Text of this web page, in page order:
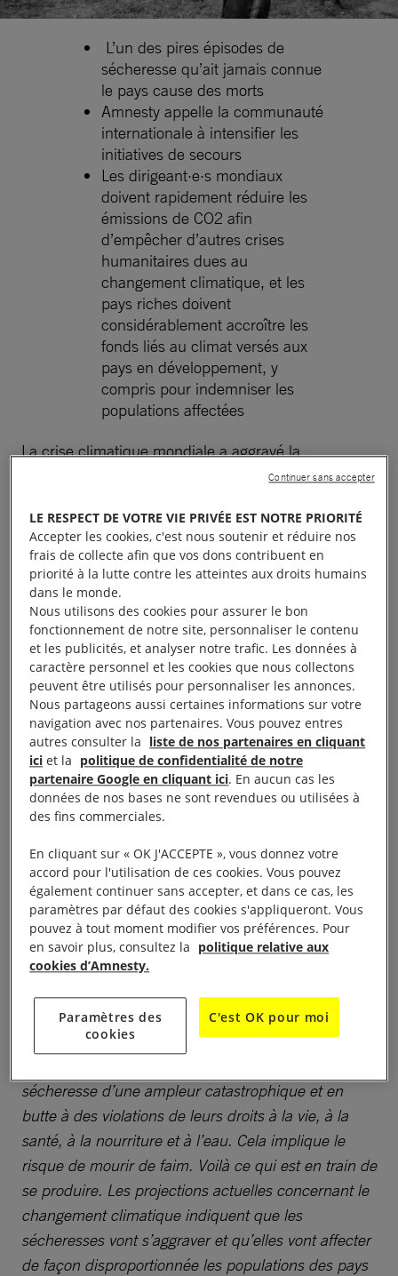
L’un des pires épisodes de
sécheresse qu’ait jamais connue
le pays cause des morts
Amnesty appelle la communauté
internationale à intensifier les
initiatives de secours
Les dirigeant·e·s mondiaux
doivent rapidement réduire les
émissions de CO2 afin
d’empêcher d’autres crises
humanitaires dues au
changement climatique, et les
pays riches doivent
considérablement accroître les
fonds liés au climat versés aux
pays en développement, y
compris pour indemniser les
populations affectées
La crise climatique mondiale a aggravé la
sécheresse dévastatrice qui touche le sud de
personnes au bord de la famine, souligne Amnesty
International dans son nouveau rapport rendu
public le 27 octobre. Madagascar subit l’un des
pires épisodes de sécheresse de son histoire, ce qui
montre que le changement climatique cause déjà
de terribles souffrances et aussi des morts.
Dans son rapport intituléIl sera trop tard pour nous
aider quand nous serons morts,Amnesty expose les
conséquences de la sécheresse sur l’exercice des
droits humains pour les Malgaches qui vivent dans
la région du Grand Sud, où 91 % de la population
vit en dessous du seuil de pauvreté. L’organisation
demande à la communauté internationale de
prendre immédiatement les mesures nécessaires
pour faire face à la crise climatique et protéger les
populations des pays comme Madagascar qui sont
fortement menacés par les effets du changement
climatique.
Madagascar se trouve en première ligne de la
crise climatique. Cela se traduit par le fait qu’un
sécheresse d’une ampleur catastrophique et en
butte à des violations de leurs droits à la vie, à la
santé, à la nourriture et à l’eau. Cela implique le
risque de mourir de faim. Voilà ce qui est en train de
se produire. Les projections actuelles concernant le
changement climatique indiquent que les
sécheresses vont s’aggraver et qu’elles vont affecter
de façon disproportionnée les populations des pays
LE RESPECT DE VOTRE VIE PRIVÉE EST NOTRE PRIORITÉ
Accepter les cookies, c'est nous soutenir et réduire nos
frais de collecte afin que vos dons contribuent en
priorité à la lutte contre les atteintes aux droits humains
dans le monde.
Nous utilisons des cookies pour assurer le bon
fonctionnement de notre site, personnaliser le contenu
et les publicités, et analyser notre trafic. Les données à
caractère personnel et les cookies que nous collectons
peuvent être utilisés pour personnaliser les annonces.
Nous partageons aussi certaines informations sur votre
navigation avec nos partenaires. Vous pouvez entres
autres consulter la liste de nos partenaires en cliquant
ici et la politique de confidentialité de notre
partenaire Google en cliquant ici. En aucun cas les
données de nos bases ne sont revendues ou utilisées à
des fins commerciales.
En cliquant sur « OK J'ACCEPTE », vous donnez votre
accord pour l'utilisation de ces cookies. Vous pouvez
également continuer sans accepter, et dans ce cas, les
paramètres par défaut des cookies s'appliqueront. Vous
pouvez à tout moment modifier vos préférences. Pour
en savoir plus, consultez la politique relative aux
cookies d’Amnesty.
Paramètres des
cookies
C'est OK pour moi
Continuer sans accepter